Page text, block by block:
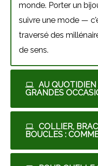
monde. Porter un
suivre une mode —
traversé des
de sens.
AU QUOTIDIEN
GRANDES
COLLIER,
BOUCLES :